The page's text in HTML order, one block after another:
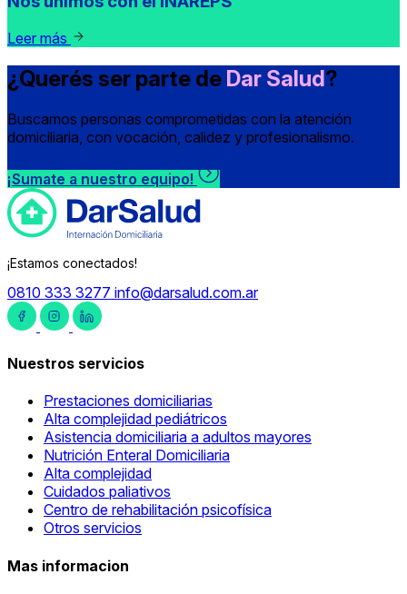
Leer más
¿Querés ser parte de Dar Salud?
Buscamos personas comprometidas con la atención
domiciliaria, con vocación, calidez y profesionalismo.
¡Sumate a nuestro equipo!
¡Estamos conectados!
0810 333 3277 info@darsalud.com.ar
Nuestros servicios
Prestaciones domiciliarias
Alta complejidad pediátricos
Asistencia domiciliaria a adultos mayores
Nutrición Enteral Domiciliaria
Alta complejidad
Cuidados paliativos
Centro de rehabilitación psicofísica
Otros servicios
Mas informacion